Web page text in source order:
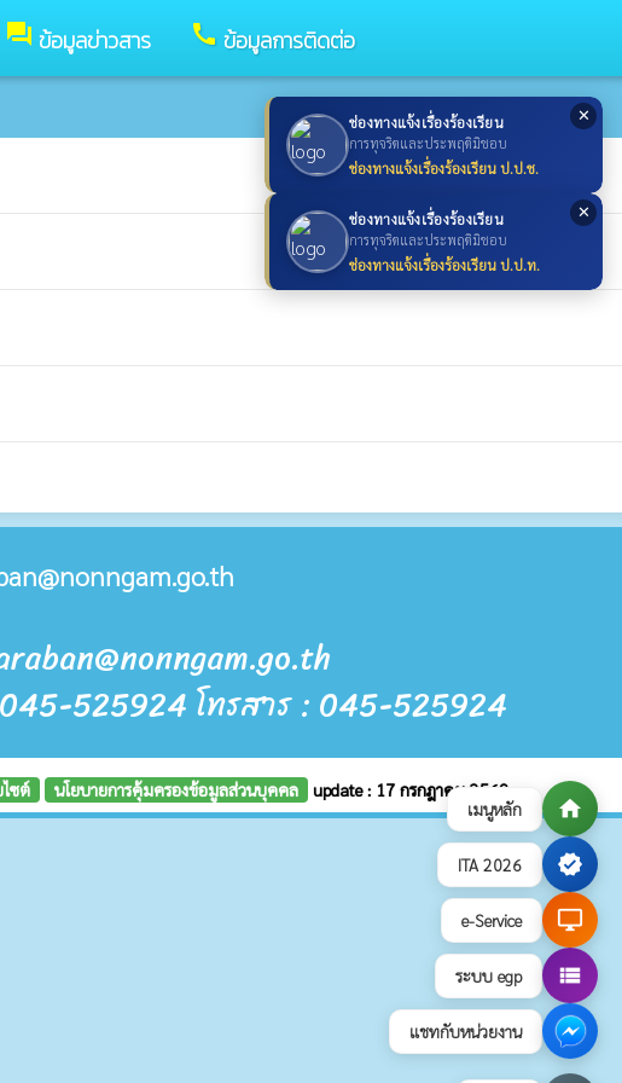
เมนูหลัก home
ITA 2026 verified
e-Service desktop_windows
ระบบ egp view_list
แชทกับหน่วยงาน
✕
ช่องทางแจ้งเรื่องร้องเรียน
การทุจริตและประพฤติมิชอบ
ช่องทางแจ้งเรื่องร้องเรียน ป.ป.ช.
✕
ช่องทางแจ้งเรื่องร้องเรียน
การทุจริตและประพฤติมิชอบ
ช่องทางแจ้งเรื่องร้องเรียน ป.ป.ท.
forum ข้อมูลข่าวสาร call ข้อมูลการติดต่อ
525924 โทรสาร : 045-525924
ไซต์ นโยบายการคุ้มครองข้อมูลส่วนบุคคล update : 17 กรกฎาคม 2569